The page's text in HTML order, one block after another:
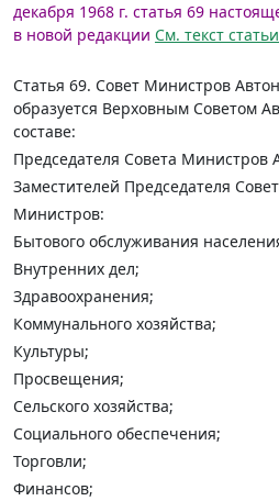
декабря 1968 г. статья 69
в новой редакции См. текст
Статья 69. Совет Министров
образуется Верховным Советом
составе:
Председателя Совета Министров
Заместителей Председателя
Министров:
Бытового обслуживания
Внутренних дел;
Здравоохранения;
Коммунального хозяйства;
Культуры;
Просвещения;
Сельского хозяйства;
Социального обеспечения;
Торговли;
Финансов;